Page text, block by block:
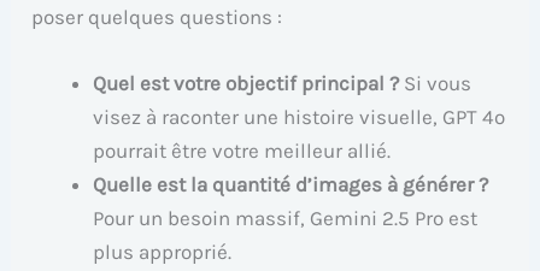
poser quelques questions :
Quel est votre objectif principal ?Si vous
visez à raconter une histoire visuelle, GPT 4o
pourrait être votre meilleur allié.
Quelle est la quantité d’images à générer ?
Pour un besoin massif, Gemini 2.5 Pro est
plus approprié.